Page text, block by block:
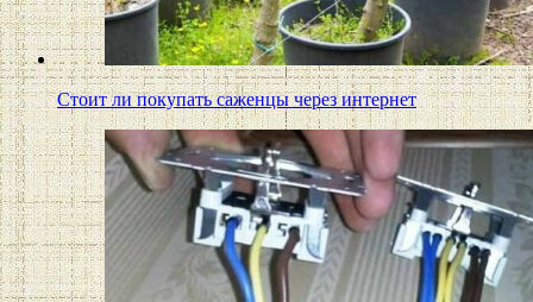
Стоит ли покупать саженцы через интернет